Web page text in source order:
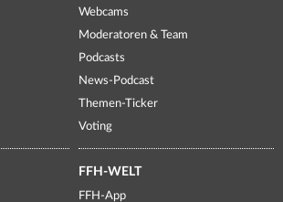
Webcams
Moderatoren & Team
Podcasts
News-Podcast
Themen-Ticker
Voting
FFH-WELT
FFH-App